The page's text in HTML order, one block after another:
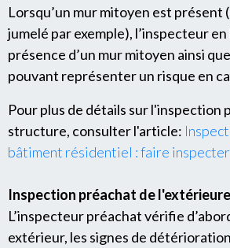
Lorsqu’un mur mitoyen est présent
jumelé par exemple), l’inspecteur
présence d’un mur mitoyen ainsi
pouvant représenter un risque en
Pour plus de détails sur l'inspection
structure, consulter l'article:
bâtiment résidentiel : faire
Inspection préachat de
L’inspecteur préachat vérifie
extérieur, les signes de